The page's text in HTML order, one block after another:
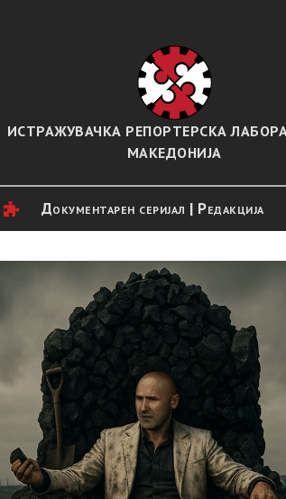
ИСТРАЖУВАЧКА РЕПОРТЕРСКА
МАКЕДОНИЈА
Документарен серијал | Редакција